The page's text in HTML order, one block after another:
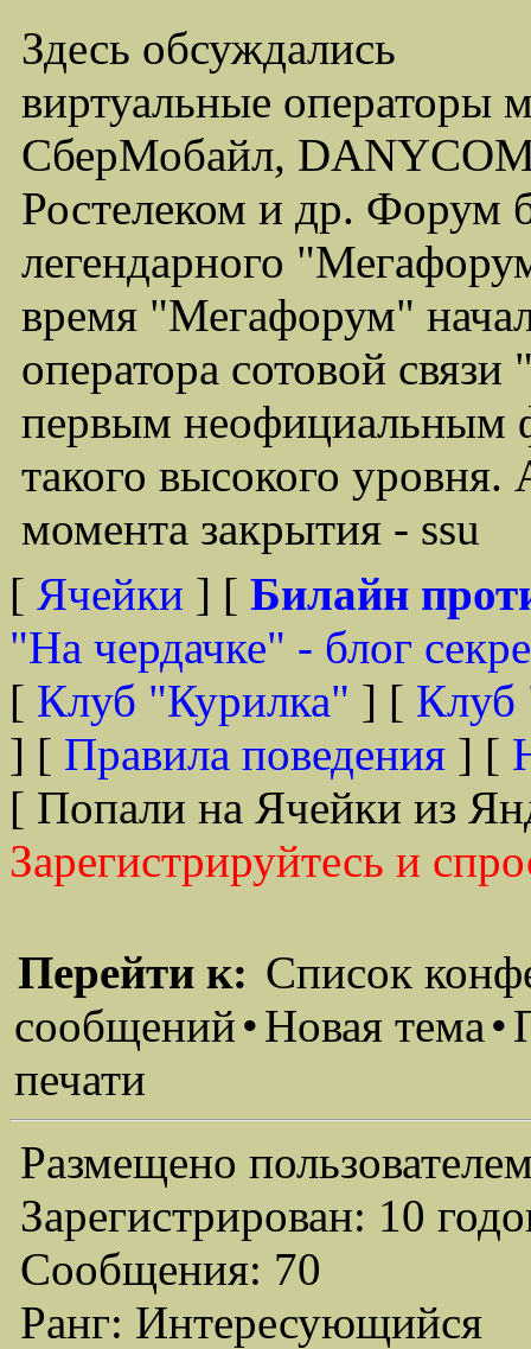
Здесь обсуждались
виртуальные операторы
СберМобайл,
Ростелеком и др. Форум
легендарного
время "Мегафорум"
оператора сотовой
первым неофициальным
такого высокого
момента закрытия - ssu
[ Ячейки ] [ Билайн
"На чердачке" - блог
[ Клуб "Курилка" ] [ Клуб
] [ Правила поведения ] [
[ Попали на Ячейки из
Зарегистрируйтесь и
Перейти к: Список
сообщений•Новая тема•
печати
Размещено
Зарегистрирован: 10
Сообщения: 70
Ранг: Интересующийся